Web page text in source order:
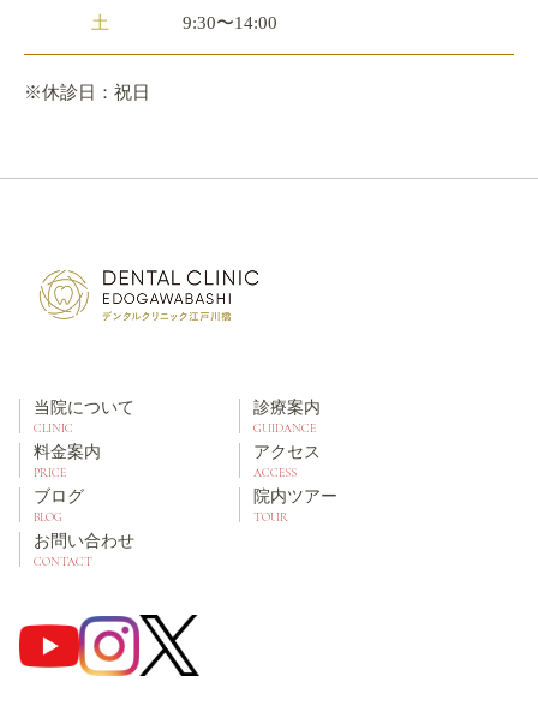
土 9:30〜14:00
※休診日：祝日
当院について
CLINIC
診療案内
GUIDANCE
料金案内
PRICE
アクセス
ACCESS
ブログ
BLOG
院内ツアー
TOUR
お問い合わせ
CONTACT